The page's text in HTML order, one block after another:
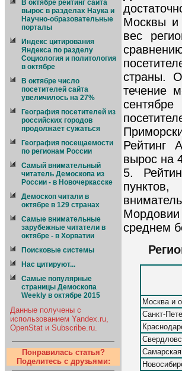
В октябре рейтинг сайта
вырос в разделах Наука и
Научно-образовательные
порталы
Индекс цитирования
Яндекса по разделу
Социология и политология
в октябре
В октябре число
посетителей сайта
увеличилось на 27%
География посетителей из
российских городов
продолжает сужаться
География посещаемости
по регионам России
Cамый внимательный
читатель Демоскопа из
России - в Новочеркасске
Демоскоп читали в
октябре в 129 странах
Самые внимательные
зарубежные читатели в
октябре - в Хорватии
Поисковые системы
Нас цитируют...
Самые популярные
страницы Демоскопа
Weekly в октябре 2015
Данные получены с
использованием Yandex.ru,
OpenStat и Subscribe.ru.
Понравилась статья?
Поделитесь с друзьями:
Москвы и
вес
страны.
течение
Рейтинг
вырос на
5.
среднем
Москва и
Санкт-
Самарская